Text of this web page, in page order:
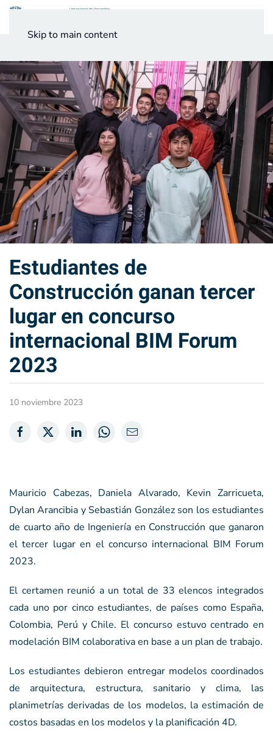
Skip to main content
Estudiantes de
Construcción ganan tercer
lugar en concurso
internacional BIM Forum
2023
10 noviembre 2023
Mauricio Cabezas, Daniela Alvarado, Kevin Zarricueta,
Dylan Arancibia y Sebastián González son los estudiantes
de cuarto año de Ingeniería en Construcción que ganaron
el tercer lugar en el concurso internacional BIM Forum
2023.
El certamen reunió a un total de 33 elencos integrados
cada uno por cinco estudiantes, de países como España,
Colombia, Perú y Chile. El concurso estuvo centrado en
modelación BIM colaborativa en base a un plan de trabajo.
Los estudiantes debieron entregar modelos coordinados
de arquitectura, estructura, sanitario y clima, las
planimetrías derivadas de los modelos, la estimación de
costos basadas en los modelos y la planificación 4D.